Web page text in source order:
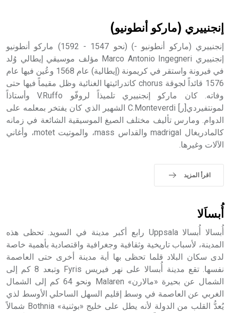
- هل تعلم أن أبجر Abgar اسم معروف جيداً يعود إلى عدد من
الملوك الذين حكموا مدينة إديسا (الرها) من أبجر الأول وحتى
التاسع، وهم ينتسبون إلى أسرة أوسروين
حيث تقتصر القيمة الصوتية للعلامة الك
إنجنييري (ماركو أنطونيو)
إنجنييري (ماركو أنطونيو -) (نحو 1547 - 1592) ماركو أنطونيو
إنجنييري Marco Antonio Ingegneri مؤلف موسيقي إيطالي وُلد
في فيرونة واستقر في كريمونة (إيطالية) عام 1568 وعُين فيها عام
1576 قائداً لجوقة chorus كاتدرائيتها الغنائية وظل مقيماً فيها حتى
وفاته. كان ماركو إنجنييري تلميذاً لروفّو V.Ruffo وأستاذاً
لمونتفيردي[ر] C.Monteverdi الشهير الذي كان يفتخر بمعلمه على
الدوام. ومارس تأليف مختلف الصيغ الموسيقية الشائعة في زمانه
كالمادريغال madrigal والقداس mass، والموتيت motet، وأغاني
الآلات وغيرها.
اقرأ المزيد
أُبساَلا
أُبسالا أُبسالا Uppsala رابع أكبر مدينة في السويد. تحظى هذه
المدينة، لأسباب تاريخية وثقافية وجغرافية واقتصادية بأهمية خاصة
لدى سكان البلاد قلما تحظى بها أية مدينة أخرى حتى العاصمة
نفسها. تقع مدينة أُبسالا على نهر فيريس Fyris وتبعد 8 كم إلى
الشمال عن بحيرة «مالارن» Malaren ونحو 64 كم إلى الشمال
الغربي عن العاصمة في وسط إقليم السهل الساحلي الأوسط لذي
يُعدُّ القلب من الدولة لأنه يطل على خليج «بوثنية» Bothnia شمالاً